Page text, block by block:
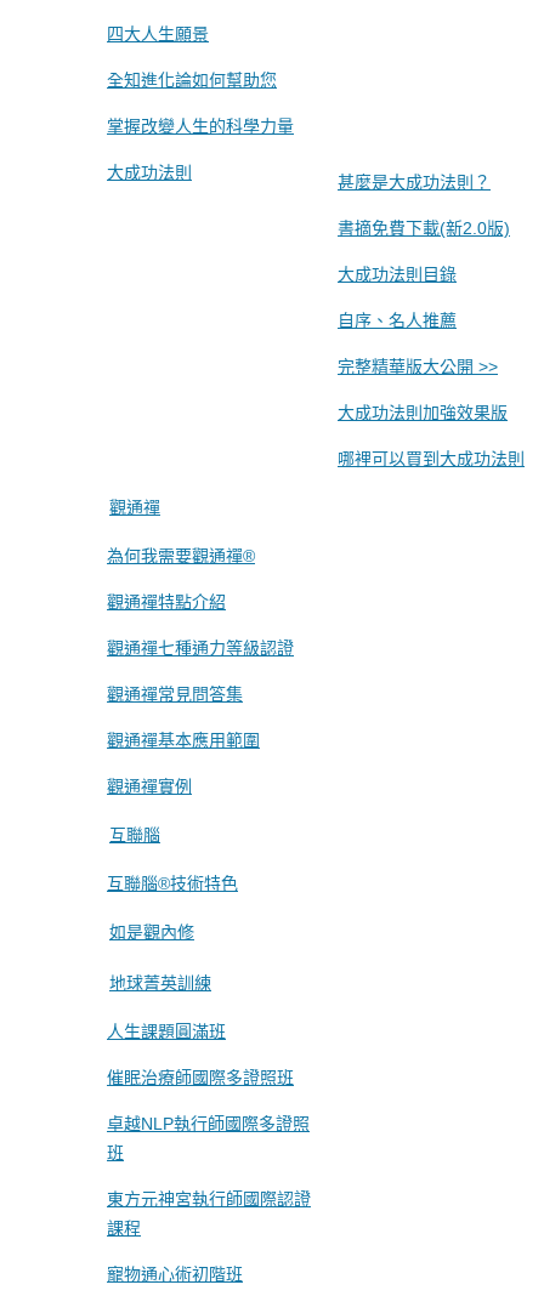
四大人生願景
全知進化論如何幫助您
掌握改變人生的科學力量
大成功法則 甚麼是大成功法則？
書摘免費下載(新2.0版)
大成功法則目錄
自序、名人推薦
完整精華版大公開 >>
大成功法則加強效果版
哪裡可以買到大成功法則
觀通禪
為何我需要觀通禪®
觀通禪特點介紹
觀通禪七種通力等級認證
觀通禪常見問答集
觀通禪基本應用範圍
觀通禪實例
互聯腦
互聯腦®技術特色
如是觀內修
地球菁英訓練
人生課題圓滿班
催眠治療師國際多證照班
卓越NLP執行師國際多證照
班
東方元神宮執行師國際認證
課程
寵物通心術初階班